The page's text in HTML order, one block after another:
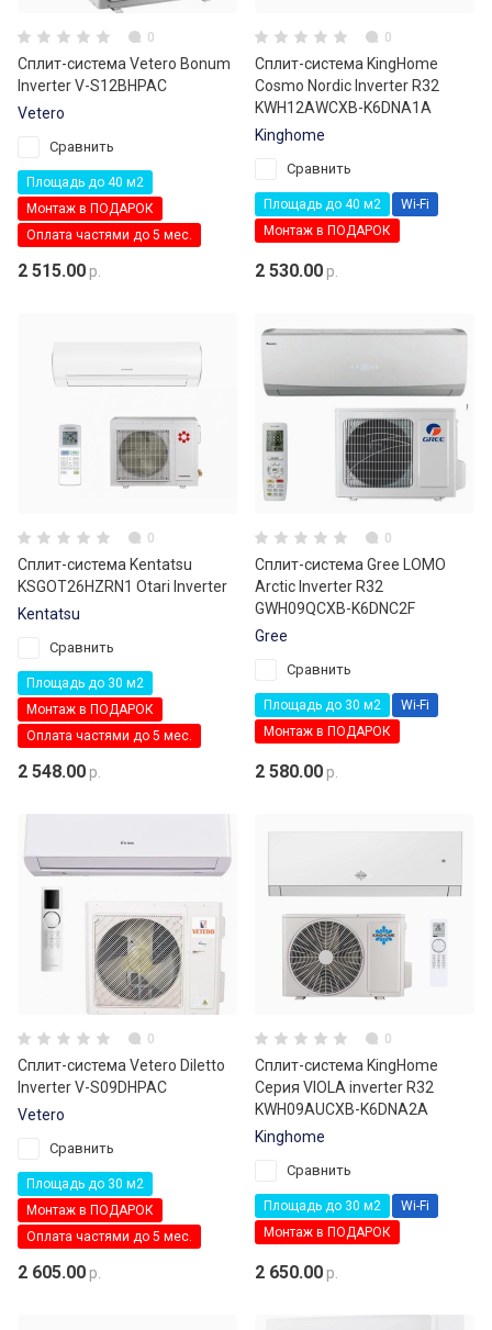
0
Сплит-система Vetero Bonum
Inverter V-S12BHPAC
Vetero
Сравнить
Площадь до 40 м2
Монтаж в ПОДАРОК
Оплата частями до 5 мес.
2 515.00 р.
0
Сплит-система KingHome
Cosmo Nordic Inverter R32
KWH12AWCXB-K6DNA1A
Kinghome
Сравнить
Площадь до 40 м2
Wi-Fi
Монтаж в ПОДАРОК
2 530.00 р.
0
Сплит-система Kentatsu
KSGOT26HZRN1 Otari Inverter
Kentatsu
Сравнить
Площадь до 30 м2
Монтаж в ПОДАРОК
Оплата частями до 5 мес.
2 548.00 р.
0
Сплит-система Gree LOMO
Arctic Inverter R32
GWH09QCXB-K6DNC2F
Gree
Сравнить
Площадь до 30 м2
Wi-Fi
Монтаж в ПОДАРОК
2 580.00 р.
0
Сплит-система Vetero Diletto
Inverter V-S09DHPAC
Vetero
Сравнить
Площадь до 30 м2
Монтаж в ПОДАРОК
Оплата частями до 5 мес.
2 605.00 р.
0
Сплит-система KingHome
Серия VIOLA inverter R32
KWH09AUCXB-K6DNA2A
Kinghome
Сравнить
Площадь до 30 м2
Wi-Fi
Монтаж в ПОДАРОК
2 650.00 р.